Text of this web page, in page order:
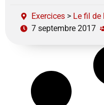
Exercices > Le fil de
7 septembre 2017